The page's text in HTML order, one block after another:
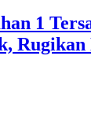
1
Rugikan